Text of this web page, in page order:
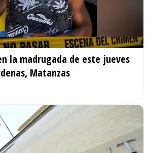
la madrugada de este jueves
Matanzas